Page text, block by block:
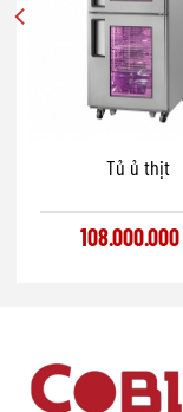
Tủ ủ thịt
108.000.000